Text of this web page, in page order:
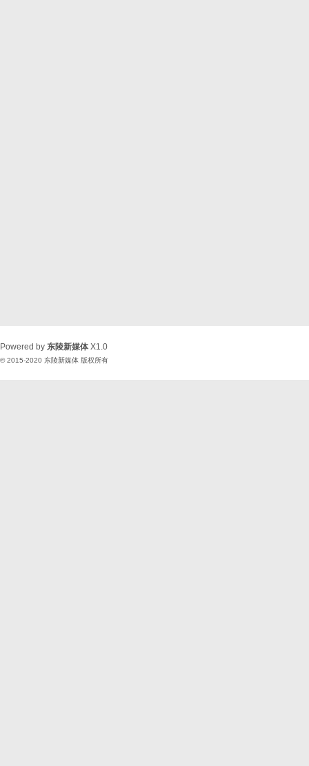
Powered by 东陵新媒体 X1.0
© 2015-2020 东陵新媒体 版权所有